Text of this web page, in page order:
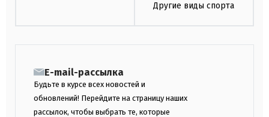
Другие виды спорта
E-mail-рассылка
Будьте в курсе всех новостей и
обновлений! Перейдите на страницу наших
рассылок, чтобы выбрать те, которые